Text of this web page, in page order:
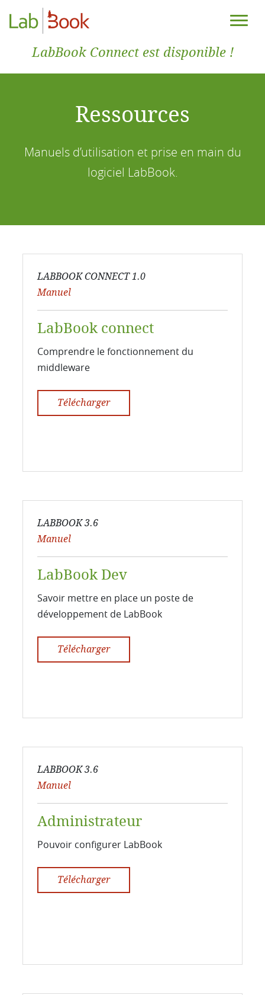
LabBook Connect est disponible !
Ressources
Manuels d’utilisation et prise en main du
logiciel LabBook.
LABBOOK CONNECT 1.0
Manuel
LabBook connect
Comprendre le fonctionnement du
middleware
Télécharger
LABBOOK 3.6
Manuel
LabBook Dev
Savoir mettre en place un poste de
développement de LabBook
Télécharger
LABBOOK 3.6
Manuel
Administrateur
Pouvoir configurer LabBook
Télécharger